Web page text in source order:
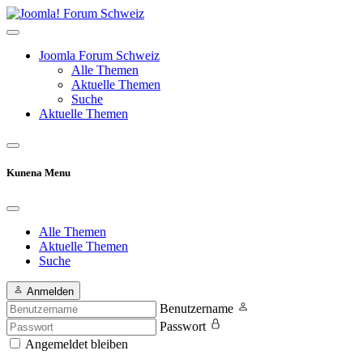
Joomla Forum Schweiz
Alle Themen
Aktuelle Themen
Suche
Aktuelle Themen
Kunena Menu
Alle Themen
Aktuelle Themen
Suche
Anmelden
Benutzername
Passwort
Angemeldet bleiben